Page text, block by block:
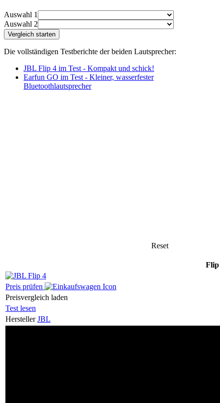
Auswahl 1
Auswahl 2
Die vollständigen Testberichte der beiden Lautsprecher:
JBL Flip 4 im Test - Kompakt und schick!
Earfun GO im Test - Kleiner, wasserfester
Bluetoothlautsprecher
Reset
Flip
Preis prüfen
Preisvergleich laden
Test lesen
Hersteller JBL